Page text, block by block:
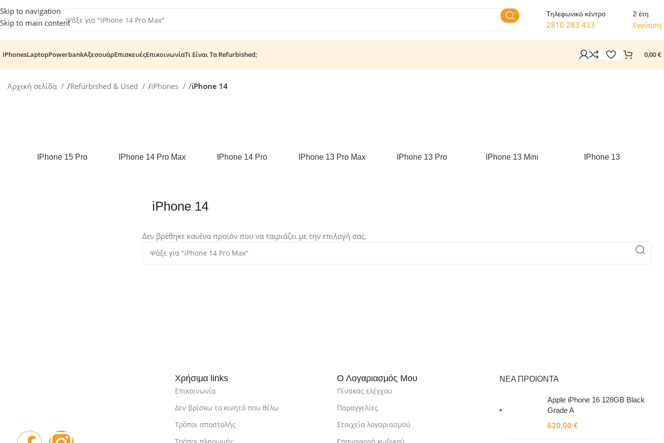
Skip to navigation
Skip to main content
Τηλεφωνικό κέντρο
2810 283 433
2 έτη
Εγγύηση
IPhonesLaptopPowerbankΑξεσουάρΕπισκευέςΕπικοινωνίαΤι Είναι Τα Refurbished; 0,00€
Αρχική σελίδα /Refurbished & Used /iPhones /iPhone 14
IPhone 15 Pro IPhone 14 Pro Max IPhone 14 Pro IPhone 13 Pro Max IPhone 13 Pro IPhone 13 Mini IPhone 13
iPhone 14
Δεν βρέθηκε κανένα προϊόν που να ταιριάζει με την επιλογή σας.
Χρήσιμα links
Επικοινωνία
Δεν βρίσκω το κινητό που θέλω
Τρόποι αποστολής
Τρόποι πληρωμής
Ο Λογαριασμός Μου
Πίνακας ελέγχου
Παραγγελίες
Στοιχεία λογαριασμού
Επαναφορά κωδικού
ΝΕΑ ΠΡΟΙΟΝΤΑ
Apple iPhone 16 128GB Black
Grade A
620,00 €